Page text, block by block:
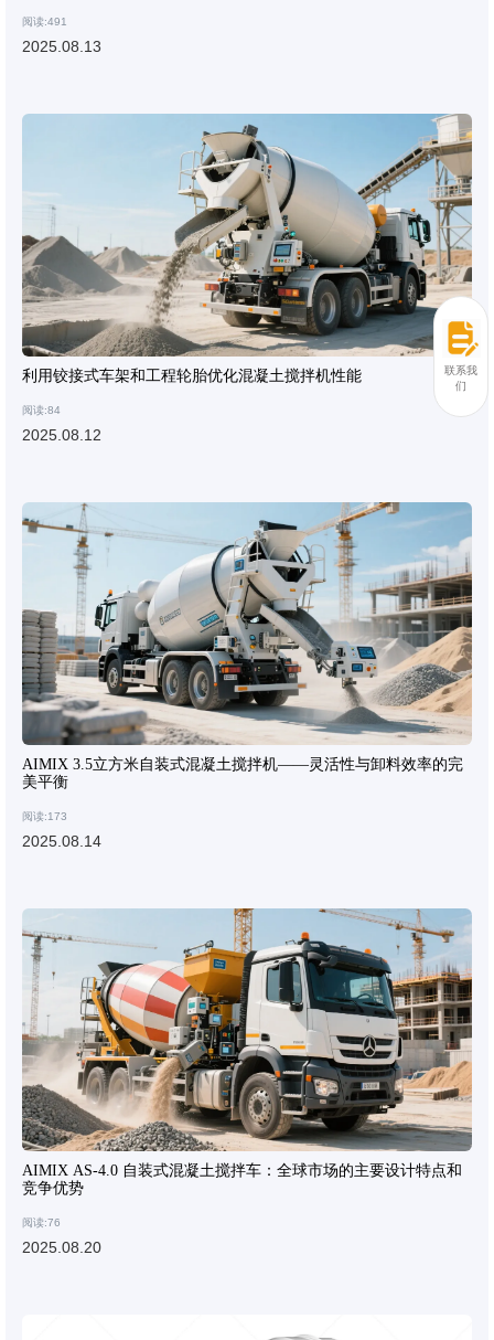
阅读:491
2025.08.13
利用铰接式车架和工程轮胎优化混凝土搅拌机性能
阅读:84
2025.08.12
AIMIX 3.5立方米自装式混凝土搅拌机——灵活性与卸料效率的完
美平衡
阅读:173
2025.08.14
AIMIX AS-4.0 自装式混凝土搅拌车：全球市场的主要设计特点和
竞争优势
阅读:76
2025.08.20
联系我
们